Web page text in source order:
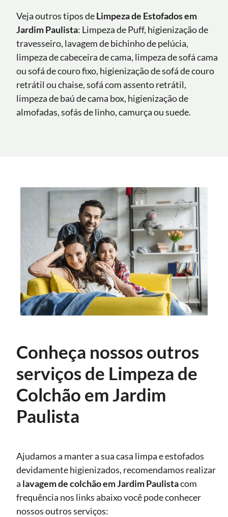
Veja outros tipos deLimpeza de Estofados em
Jardim Paulista: Limpeza de Puff, higienização de
travesseiro, lavagem de bichinho de pelúcia,
limpeza de cabeceira de cama, limpeza de sofá cama
ou sofá de couro fixo, higienização de sofá de couro
retrátil ou chaise, sofá com assento retrátil,
limpeza de baú de cama box, higienização de
almofadas, sofás de linho, camurça ou suede.
Conheça nossos outros
serviços de Limpeza de
Colchão em Jardim
Paulista
Ajudamos a manter a sua casa limpa e estofados
devidamente higienizados, recomendamos realizar
a lavagem de colchãoem Jardim Paulistacom
frequência nos links abaixo você pode conhecer
nossos outros serviços: